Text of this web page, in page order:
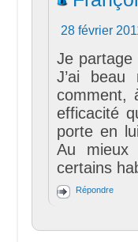
28 février
Je partage
J’ai
comment,
efficacité
porte en
Au mieux
certains
Répondre